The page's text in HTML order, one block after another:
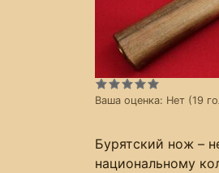
Ваша оценка: Нет (19
Бурятский нож –
национальному